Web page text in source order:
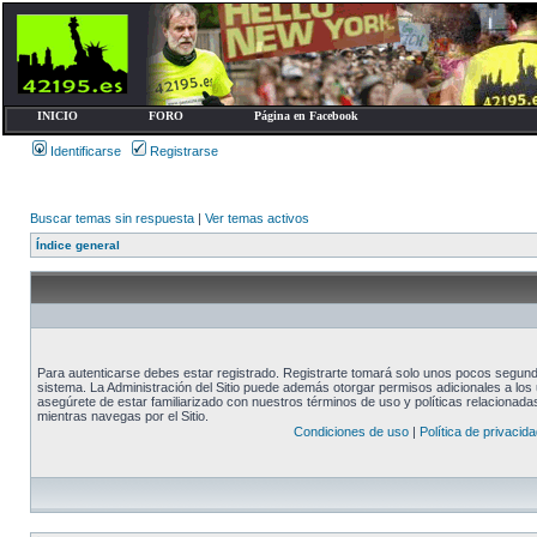
INICIO FORO Página en Facebook
Identificarse Registrarse
Buscar temas sin respuesta | Ver temas activos
Índice general
Para autenticarse debes estar registrado. Registrarte tomará solo unos pocos
sistema. La Administración del Sitio puede además otorgar permisos adicionales a
asegúrete de estar familiarizado con nuestros términos de uso y políticas
mientras navegas por el Sitio.
Condiciones de uso| Política de